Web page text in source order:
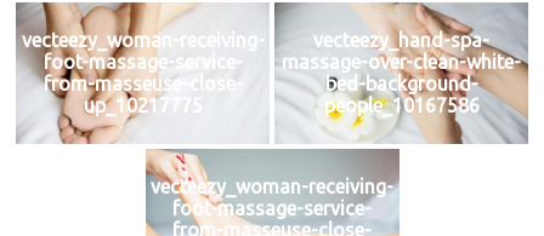
vecteezy_woman-receiving-
foot-massage-service-
from-masseuse-close-
up_10217775
vecteezy_hand-spa-
massage-over-clean-white-
bed-background-
people_10167586
vecteezy_woman-receiving-
foot-massage-service-
from-masseuse-close-